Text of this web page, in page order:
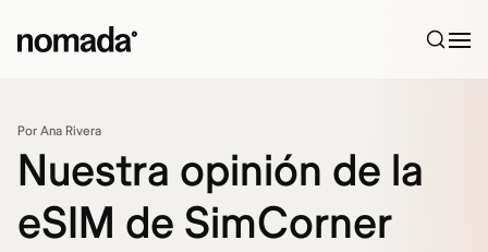
Por Ana Rivera
Nuestra opinión de la
eSIM de SimCorner